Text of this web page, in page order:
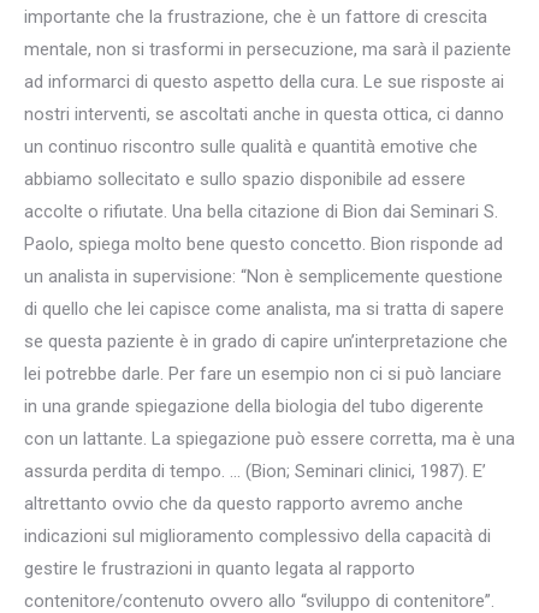
importante che la frustrazione, che è un fattore di crescita
mentale, non si trasformi in persecuzione, ma sarà il paziente
ad informarci di questo aspetto della cura. Le sue risposte ai
nostri interventi, se ascoltati anche in questa ottica, ci danno
un continuo riscontro sulle qualità e quantità emotive che
abbiamo sollecitato e sullo spazio disponibile ad essere
accolte o rifiutate. Una bella citazione di Bion dai Seminari S.
Paolo, spiega molto bene questo concetto. Bion risponde ad
un analista in supervisione: “Non è semplicemente questione
di quello che lei capisce come analista, ma si tratta di sapere
se questa paziente è in grado di capire un’interpretazione che
lei potrebbe darle. Per fare un esempio non ci si può lanciare
in una grande spiegazione della biologia del tubo digerente
con un lattante. La spiegazione può essere corretta, ma è una
assurda perdita di tempo. … (Bion; Seminari clinici, 1987). E’
altrettanto ovvio che da questo rapporto avremo anche
indicazioni sul miglioramento complessivo della capacità di
gestire le frustrazioni in quanto legata al rapporto
contenitore/contenuto ovvero allo “sviluppo di contenitore”.